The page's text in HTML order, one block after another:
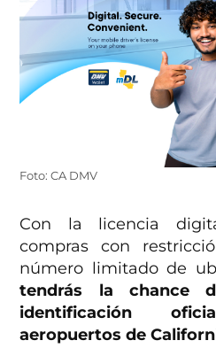
Foto: CA DMV
Con la licencia
compras con
número limitado de
tendrás la chance
identificación
aeropuertos de